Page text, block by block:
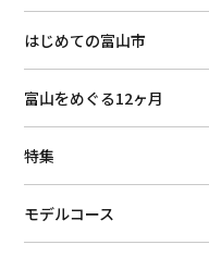
はじめての富山市
富山をめぐる12ヶ月
特集
モデルコース